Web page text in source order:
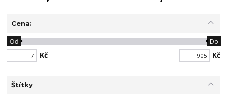
Cena:
Kč
Od Do
Kč
Štítky